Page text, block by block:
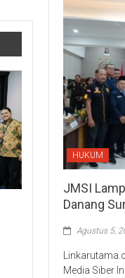
HUKUM
JMSI
Danang
Agustus 5,
Media Siber